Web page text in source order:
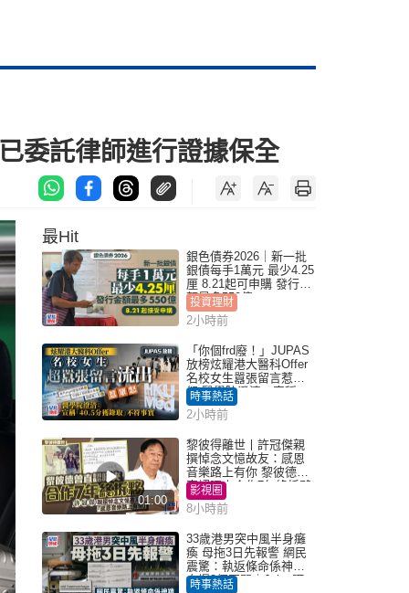
委託律師進行證據保全
最Hit
銀色債券2026｜新一批
銀債每手1萬元 最少4.25
厘 8.21起可申購 發行金
額最多550億
投資理財
2小時前
「你個frd廢！」JUPAS
放榜炫耀港大醫科Offer
名校女生囂張留言惹眾
怒 醫學院澄清：宣稱
「40.5分獲錄取」不符事
實｜Juicy叮
時事熱話
2小時前
01:00
黎彼得離世丨許冠傑親
撰悼念文憶故友：感恩
音樂路上有你 黎彼德曾
直認唔夾合作7年終拆夥
影視圈
8小時前
33歲港男突中風半身癱
瘓 母拖3日先報警 網民
震驚：執返條命係神蹟
自爆2個惡習｜Juicy叮
時事熱話